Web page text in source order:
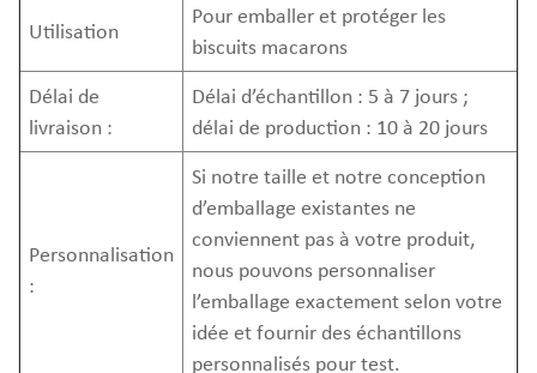
Utilisation
Pour emballer et protéger les
biscuits macarons
Délai de
livraison :
Délai d’échantillon : 5 à 7 jours ;
délai de production : 10 à 20 jours
Personnalisation
:
Si notre taille et notre conception
d’emballage existantes ne
conviennent pas à votre produit,
nous pouvons personnaliser
l’emballage exactement selon votre
idée et fournir des échantillons
personnalisés pour test.